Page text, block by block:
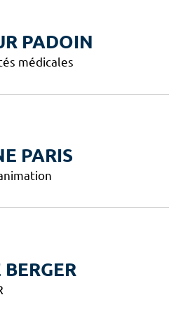
PADOIN
médicales
PARIS